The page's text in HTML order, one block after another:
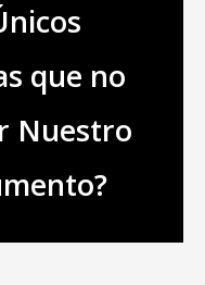
que no
Nuestro